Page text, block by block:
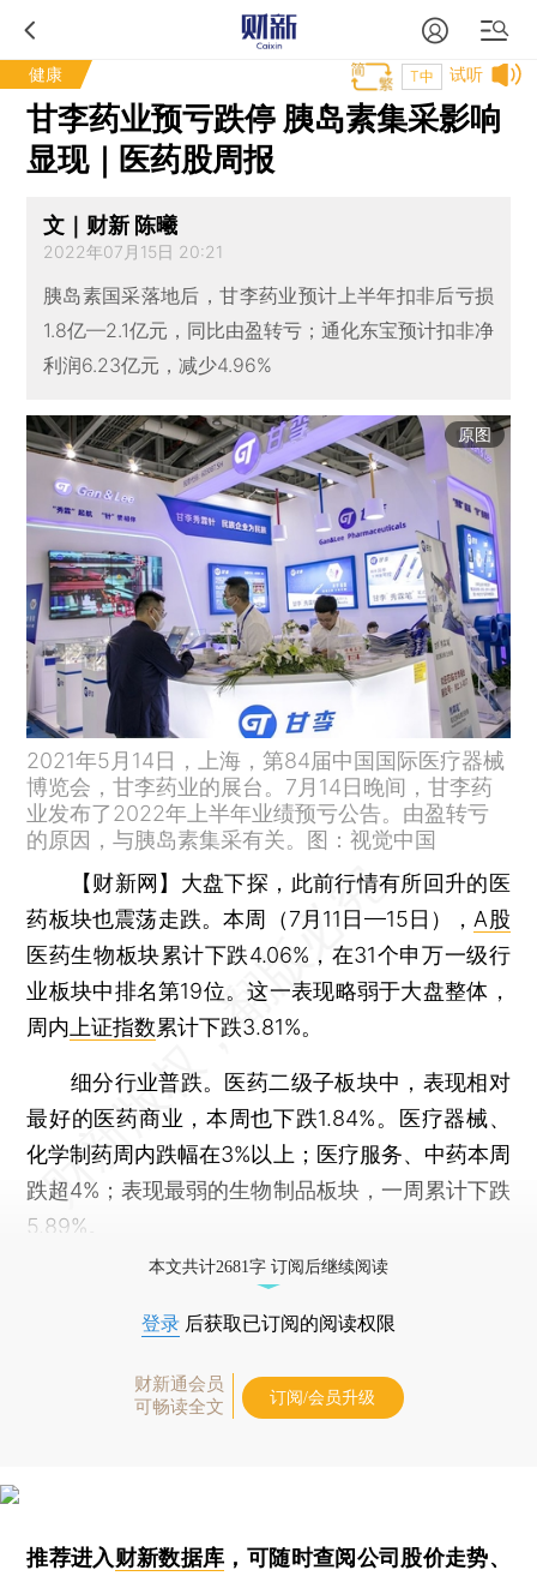
健康 试听
T中
甘李药业预亏跌停 胰岛素集采影响
显现｜医药股周报
文｜财新 陈曦
2022年07月15日 20:21
胰岛素国采落地后，甘李药业预计上半年扣非后亏损
1.8亿—2.1亿元，同比由盈转亏；通化东宝预计扣非净
利润6.23亿元，减少4.96%
原图
2021年5月14日，上海，第84届中国国际医疗器械
博览会，甘李药业的展台。7月14日晚间，甘李药
业发布了2022年上半年业绩预亏公告。由盈转亏
的原因，与胰岛素集采有关。图：视觉中国
【财新网】 大盘下探，此前行情有所回升的医
药板块也震荡走跌。本周（7月11日—15日）， A股
医药生物板块累计下跌4.06%，在31个申万一级行
业板块中排名第19位。这一表现略弱于大盘整体，
周内 上证指数累计下跌3.81%。
细分行业普跌。医药二级子板块中，表现相对
最好的医药商业，本周也下跌1.84%。医疗器械、
化学制药周内跌幅在3%以上；医疗服务、中药本周
跌超4%；表现最弱的生物制品板块，一周累计下跌
5.89%。
本文共计2681字 订阅后继续阅读
登录 后获取已订阅的阅读权限
财新通会员
可畅读全文
订阅/会员升级
推荐进入财新数据库 ，可随时查阅公司股价走势、